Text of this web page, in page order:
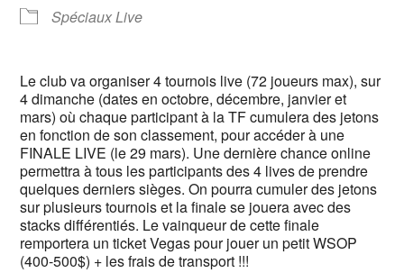
Spéciaux Live
Le club va organiser 4 tournois live (72 joueurs max), sur
4 dimanche (dates en octobre, décembre, janvier et
mars) où chaque participant à la TF cumulera des jetons
en fonction de son classement, pour accéder à une
FINALE LIVE (le 29 mars). Une dernière chance online
permettra à tous les participants des 4 lives de prendre
quelques derniers sièges. On pourra cumuler des jetons
sur plusieurs tournois et la finale se jouera avec des
stacks différentiés. Le vainqueur de cette finale
remportera un ticket Vegas pour jouer un petit WSOP
(400-500$) + les frais de transport !!!